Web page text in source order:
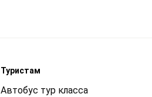
Туристам
Автобус тур класса